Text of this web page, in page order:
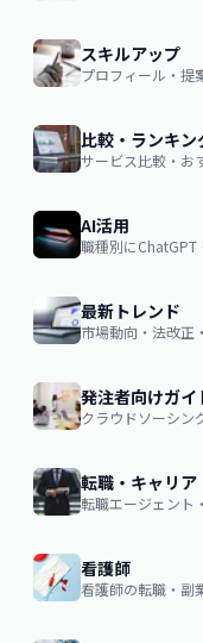
スキルアップ
プロフィール・提
比較・ランキン
サービス比較・お
AI活用
最新トレンド
市場動向・法改正
発注者向けガイ
クラウドソーシン
転職・キャリア
転職エージェント
看護師
看護師の転職・副